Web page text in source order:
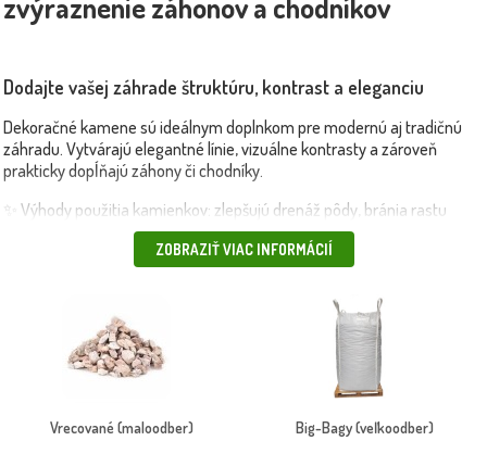
Dodajte vašej záhrade štruktúru, kontrast a eleganciu
Dekoračné kamene sú ideálnym doplnkom pre modernú aj tradičnú
záhradu. Vytvárajú elegantné línie, vizuálne kontrasty a zároveň
prakticky dopĺňajú záhony či chodníky.
✨ Výhody použitia kamienkov: zlepšujú drenáž pôdy, bránia rastu
buriny, zabraňujú erózii a znečisteniu plôch, sú bezúdržbové a trvácne,
vytvárajú moderný vizuálny dojem.
biele a sivé dekoračné kamienky,
prírodný štrk rôznych frakcií (4–8 mm, 8–16 mm atď.), frakcie vhodné
do skaliek, záhonov aj pod stromy, balenia na malé aj veľké projekty.
🎯 Vhodné na: skalky, okraje trávnikov a chodníky, zasypanie koreňov
stromov a kríkov, oddychové zóny, terasy, moderné minimalistické
🚛 Produkty doručíme rýchlo a bezpečne, aj vlastnou dopravou alebo
ZOBRAZIŤ VIAC INFORMÁCIÍ
Vrecované (maloodber) Big-Bagy (veľkoodber)